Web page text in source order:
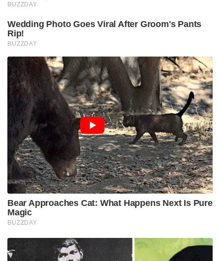
BUZZDAY
Wedding Photo Goes Viral After Groom's Pants
Rip!
BUZZDAY
Bear Approaches Cat: What Happens Next Is Pure
Magic
BUZZDAY